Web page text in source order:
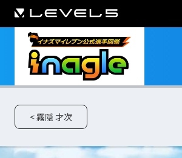
< 霧隠 才次